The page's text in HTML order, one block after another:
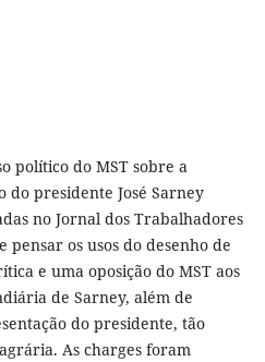
político do MST sobre a
presidente José Sarney
no Jornal dos Trabalhadores
pensar os usos do desenho de
e uma oposição do MST aos
de Sarney, além de
do presidente, tão
As charges foram